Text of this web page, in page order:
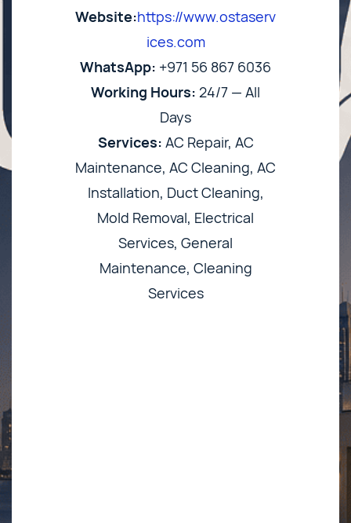
Website:https://www.ostaserv
ices.com
WhatsApp: +971 56 867 6036
Working Hours: 24/7 — All
Days
Services: AC Repair, AC
Maintenance, AC Cleaning, AC
Installation, Duct Cleaning,
Mold Removal, Electrical
Services, General
Maintenance, Cleaning
Services